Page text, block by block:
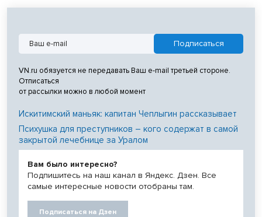
VN.ru обязуется не передавать Ваш e-mail третьей стороне.
Отписаться
от рассылки можно в любой момент
Искитимский маньяк: капитан Чеплыгин рассказывает
Психушка для преступников – кого содержат в самой
закрытой лечебнице за Уралом
Вам было интересно?
Подпишитесь на наш канал в Яндекс. Дзен. Все
самые интересные новости отобраны там.
Подписаться на Дзен